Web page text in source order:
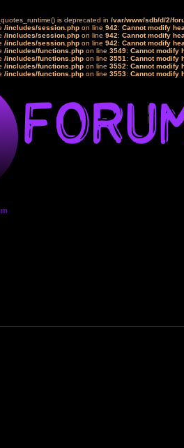
is deprecated in /var/www/sdb/d/2/
/includes/session.php on line 942: Cannot modify
/includes/session.php on line 942: Cannot modify
/includes/session.php on line 942: Cannot modify
/includes/functions.php on line 3549: Cannot modify
/includes/functions.php on line 3551: Cannot modify
/includes/functions.php on line 3552: Cannot modify
/includes/functions.php on line 3553: Cannot modify